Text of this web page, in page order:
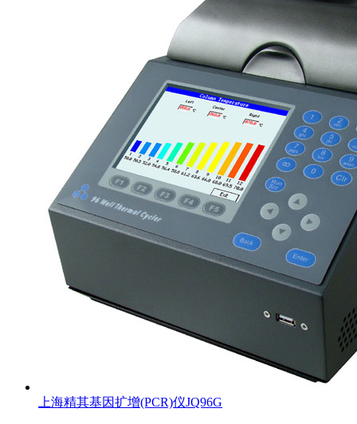
上海精其基因扩增(PCR)仪JQ96G